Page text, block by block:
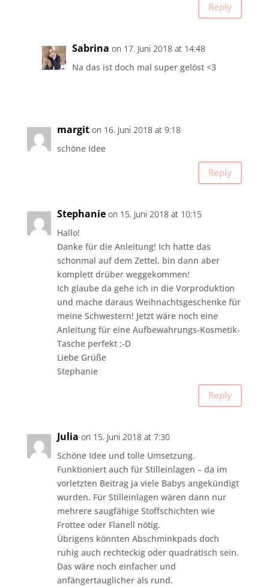
Reply
Sabrina on 17. Juni 2018 at 14:48
Na das ist doch mal super gelöst <3
margit on 16. Juni 2018 at 9:18
schöne Idee
Reply
Stephanie on 15. Juni 2018 at 10:15
Hallo!
Danke für die Anleitung! Ich hatte das
schonmal auf dem Zettel, bin dann aber
komplett drüber weggekommen!
Ich glaube da gehe ich in die Vorproduktion
und mache daraus Weihnachtsgeschenke für
meine Schwestern! Jetzt wäre noch eine
Anleitung für eine Aufbewahrungs-Kosmetik-
Tasche perfekt ;-D
Liebe Grüße
Stephanie
Reply
Julia on 15. Juni 2018 at 7:30
Schöne Idee und tolle Umsetzung.
Funktioniert auch für Stilleinlagen – da im
vorletzten Beitrag ja viele Babys angekündigt
wurden. Für Stilleinlagen wären dann nur
mehrere saugfähige Stoffschichten wie
Frottee oder Flanell nötig.
Übrigens könnten Abschminkpads doch
ruhig auch rechteckig oder quadratisch sein.
Das wäre noch einfacher und
anfängertauglicher als rund.